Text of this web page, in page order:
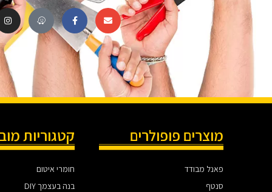
מוצרים פופולרים
פאנל מבודד
סנטף
קטגוריות
חומרי איטום
בנה בעצמך DIY